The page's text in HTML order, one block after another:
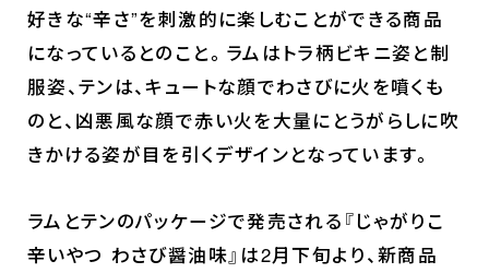
放送・配信情報
イントロダクション
あらすじ
登場キャラクター
スタッフ＆キャスト
スペシャルコメント
好きな“辛さ”を刺激的に楽しむことができる商品
になっているとのこと。ラムはトラ柄ビキニ姿と制
服姿、テンは、キュートな顔でわさびに火を噴くも
のと、凶悪風な顔で赤い火を大量にとうがらしに吹
きかける姿が目を引くデザインとなっています。
ラムとテンのパッケージで発売される『じゃがりこ
辛いやつ わさび醤油味』は2月下旬より、新商品